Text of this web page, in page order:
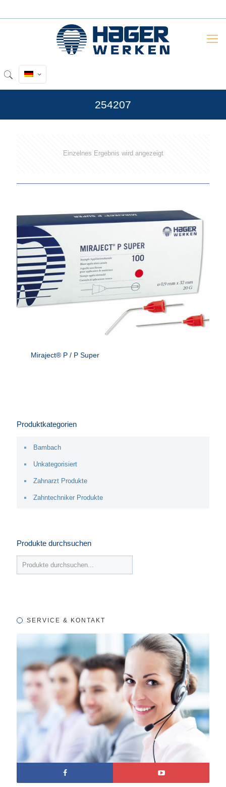
254207
Einzelnes Ergebnis wird angezeigt
Miraject® P / P Super
Produktkategorien
Bambach
Unkategorisiert
Zahnarzt Produkte
Zahntechniker Produkte
Produkte durchsuchen
SERVICE & KONTAKT